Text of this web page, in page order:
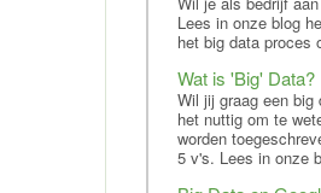
Lees in onze blog
het big data proces
Wat is 'Big' Data?
Wil jij graag een big
het nuttig om te
worden
5 v's. Lees in onze